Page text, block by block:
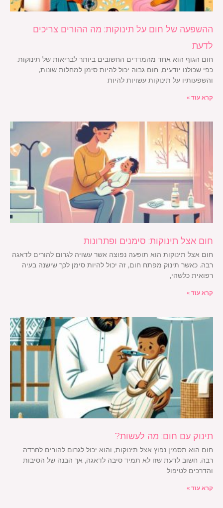
ההשפעה של חום על תינוקות: מה ההורים צריכים
לדעת
חום הגוף הוא אחד מהמדדים החשובים ביותר לבריאות של תינוקות.
כפי שכולנו יודעים, חום גבוה יכול להיות סימן למחלות שונות,
והשפעותיו על תינוקות עשויות להיות
קרא עוד »
חום אצל תינוקות: סימנים ופתרונות
חום אצל תינוקות הוא תופעה נפוצה אשר עשויה לגרום להורים לדאגה
רבה. כאשר תינוק מפתח חום, זה יכול להיות סימן לכך שישנה בעיה
רפואית כלשהי,
קרא עוד »
תינוק עם חום: מה לעשות?
חום הוא תסמין נפוץ אצל תינוקות, והוא יכול לגרום להורים לחרדה
רבה. חשוב לדעת שזו לא תמיד סיבה לדאגה, אך הבנה של הסיבות
והדרכים לטיפול
קרא עוד »